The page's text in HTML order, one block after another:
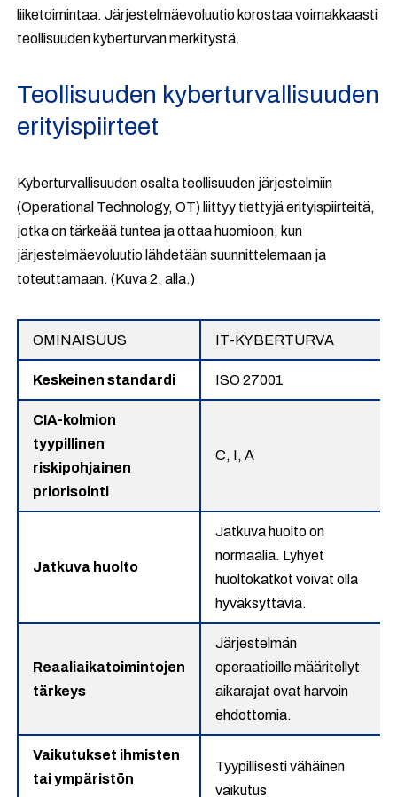
liiketoimintaa. Järjestelmäevoluutio korostaa voimakkaasti
teollisuuden kyberturvan merkitystä.
Teollisuuden kyberturvallisuuden
erityispiirteet
Kyberturvallisuuden osalta teollisuuden järjestelmiin
(Operational Technology, OT) liittyy tiettyjä erityispiirteitä,
jotka on tärkeää tuntea ja ottaa huomioon, kun
järjestelmäevoluutio lähdetään suunnittelemaan ja
toteuttamaan. (Kuva 2, alla.)
OMINAISUUS IT-KYBERTURVA
Keskeinen standardi ISO 27001
CIA-kolmion
tyypillinen
riskipohjainen
priorisointi
C, I, A
Jatkuva huolto
Jatkuva huolto on
normaalia. Lyhyet
huoltokatkot voivat olla
hyväksyttäviä.
Reaaliaikatoimintojen
tärkeys
Järjestelmän
operaatioille määritellyt
aikarajat ovat harvoin
ehdottomia.
Vaikutukset ihmisten
tai ympäristön
Tyypillisesti vähäinen
vaikutus